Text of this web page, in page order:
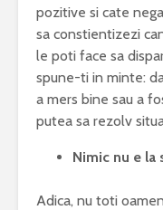
pozitive si cate
sa constientizezi
le poti face sa
spune-ti in minte:
a mers bine sau a
putea sa rezolv
Nimic nu e la
Adica, nu toti